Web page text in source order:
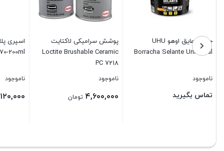
چسب عایق اوهو UHU
Borracha Selante Universal
ناموجود
تماس بگیرید
پوشش سرامیکی لاکتایت
Loctite Brushable Ceramic
PC 7218
ناموجود
۴,۶۰۰,۰۰۰ تومان
اسپری
200ml
ناموجود
۱۲۰,۰۰۰